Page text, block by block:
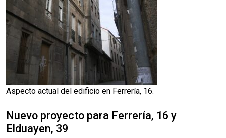
Aspecto actual del edificio en Ferrería, 16.
Nuevo proyecto para Ferrería, 16 y
Elduayen, 39